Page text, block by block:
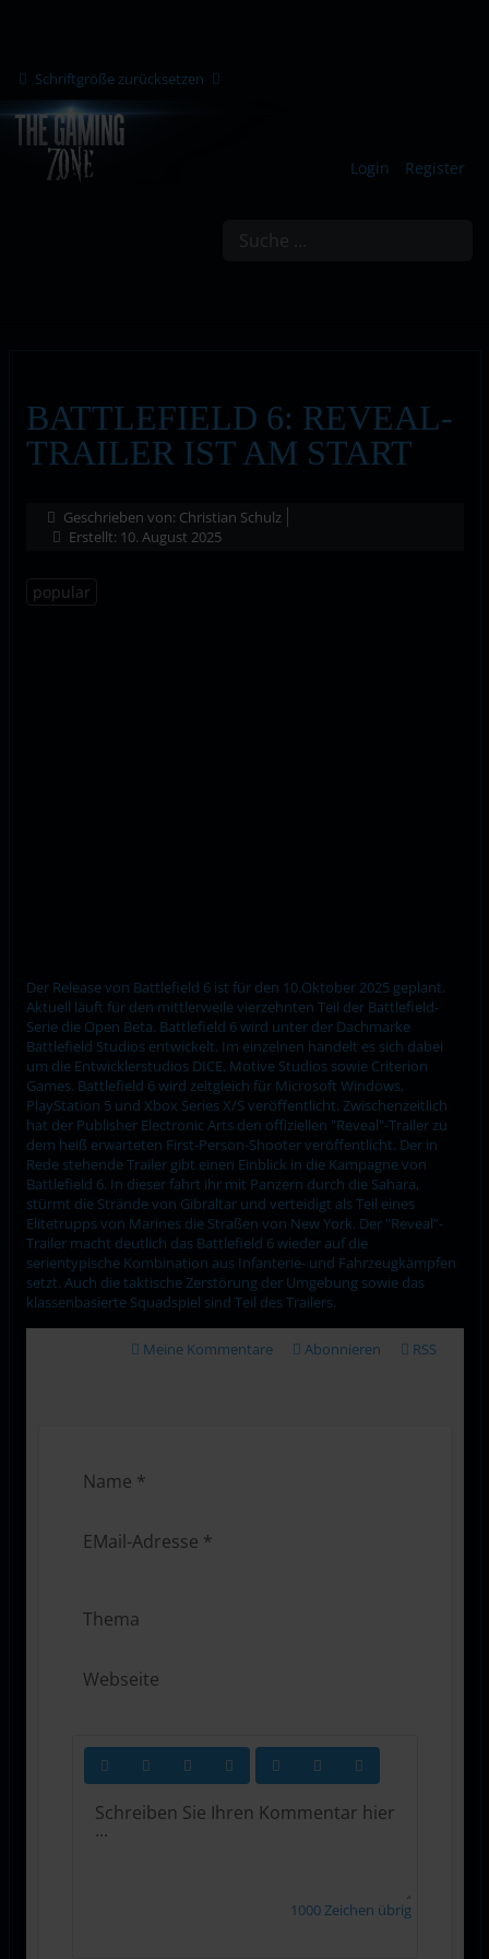
Schriftgröße zurücksetzen
Login Register
BATTLEFIELD 6: REVEAL-
TRAILER IST AM START
Geschrieben von: Christian Schulz
Erstellt: 10. August 2025
popular
Der Release von Battlefield 6 ist für den 10.Oktober 2025 geplant.
Aktuell läuft für den mittlerweile vierzehnten Teil der Battlefield-
Serie die Open Beta. Battlefield 6 wird unter der Dachmarke
Battlefield Studios entwickelt. Im einzelnen handelt es sich dabei
um die Entwicklerstudios DICE, Motive Studios sowie Criterion
Games. Battlefield 6 wird zeitgleich für Microsoft Windows,
PlayStation 5 und Xbox Series X/S veröffentlicht. Zwischenzeitlich
hat der Publisher Electronic Arts den offiziellen "Reveal"-Trailer zu
dem heiß erwarteten First-Person-Shooter veröffentlicht. Der in
Rede stehende Trailer gibt einen Einblick in die Kampagne von
Battlefield 6. In dieser fahrt ihr mit Panzern durch die Sahara,
stürmt die Strände von Gibraltar und verteidigt als Teil eines
Elitetrupps von Marines die Straßen von New York. Der "Reveal"-
Trailer macht deutlich das Battlefield 6 wieder auf die
serientypische Kombination aus Infanterie- und Fahrzeugkämpfen
setzt. Auch die taktische Zerstörung der Umgebung sowie das
klassenbasierte Squadspiel sind Teil des Trailers.
Meine Kommentare Abonnieren RSS
1000Zeichen übrig